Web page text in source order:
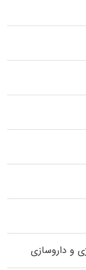
و داروسازی